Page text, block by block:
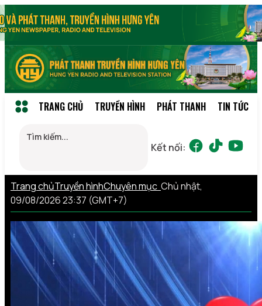
TRANG CHỦ TRUYỀN HÌNH PHÁT THANH TIN TỨC
Kết nối:
Trang chủTruyền hìnhChuyên mục Chủ nhật,
09/08/2026 23:37 (GMT+7)